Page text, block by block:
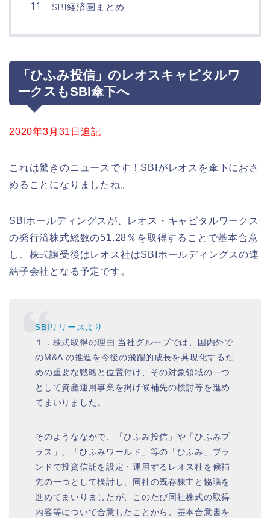
SBI経済圏まとめ
「ひふみ投信」のレオスキャピタルワ
ークスもSBI傘下へ
2020年3月31日追記
これは驚きのニュースです！SBIがレオスを傘下におさ
めることになりましたね。
SBIホールディングスが、レオス・キャピタルワークス
の発行済株式総数の51.28％を取得することで基本合意
し、株式譲受後はレオス社はSBIホールディングスの連
結子会社となる予定です。
SBIリリースより
１．株式取得の理由 当社グループでは、国内外で
のM&A の推進を今後の飛躍的成長を具現化するた
めの重要な戦略と位置付け、その対象領域の一つ
として資産運用事業を掲げ候補先の検討等を進め
てまいりました。
そのようななかで、「ひふみ投信」や「ひふみプ
ラス」、「ひふみワールド」等の「ひふみ」ブラ
ンドで投資信託を設定・運用するレオス社を候補
先の一つとして検討し、同社の既存株主と協議を
進めてまいりましたが、このたび同社株式の取得
内容等について合意したことから、基本合意書を